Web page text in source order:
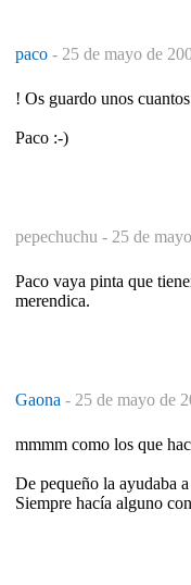
paco - 25 de mayo de
! Os guardo unos
Paco :-)
pepechuchu - 25 de
Paco vaya pinta que
merendica.
Gaona - 25 de mayo de
mmmm como los que
De pequeño la ayudaba
Siempre hacía alguno